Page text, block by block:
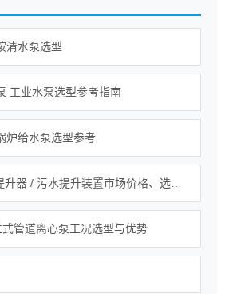
清水泵选型
工业水泵选型参考指南
炉给水泵选型参考
管道离心泵工况选型与优势